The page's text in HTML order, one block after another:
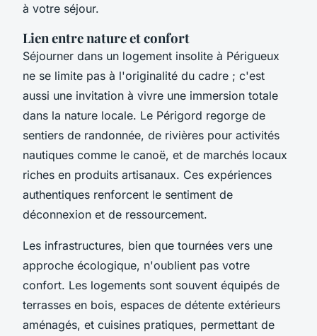
à votre séjour.
Lien entre nature et confort
Séjourner dans un logement insolite à Périgueux
ne se limite pas à l'originalité du cadre ; c'est
aussi une invitation à vivre une immersion totale
dans la nature locale. Le Périgord regorge de
sentiers de randonnée, de rivières pour activités
nautiques comme le canoë, et de marchés locaux
riches en produits artisanaux. Ces expériences
authentiques renforcent le sentiment de
déconnexion et de ressourcement.
Les infrastructures, bien que tournées vers une
approche écologique, n'oublient pas votre
confort. Les logements sont souvent équipés de
terrasses en bois, espaces de détente extérieurs
aménagés, et cuisines pratiques, permettant de